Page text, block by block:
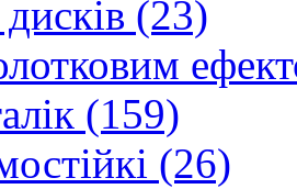
(23)
(159)
(26)